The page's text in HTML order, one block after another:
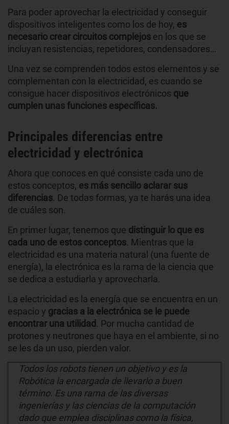
Para poder aprovechar la electricidad y conseguir
dispositivos inteligentes como los de hoy, es
necesario crear circuitos complejos en los que se
incluyan resistencias, repetidores, condensadores…
Una vez se comprenden todos estos elementos y se
complementan con la electricidad, es cuando se
consigue hacer dispositivos electrónicos que
cumplen unas funciones específicas.
Principales diferencias entre
electricidad y electrónica
Ahora que conoces en qué consiste cada uno de
estos conceptos, es más sencillo aclarar sus
diferencias. De todas formas, ya te harás una idea
de cuáles son.
En primer lugar, tenemos que distinguir lo que es
cada uno de estos conceptos. Mientras que la
electricidad es una materia natural (una fuente de
energía), la electrónica es la rama de la ciencia que
se dedica a estudiarla y aprovecharla.
La electricidad es la energía que se encuentra en un
espacio y gracias a la electrónica se le puede
encontrar una utilidad . Por mucha cantidad de
protones y neutrones que haya en el ambiente, si no
se les da un uso, pierden valor.
Todos los robots tienen un objetivo y es la
Robótica la encargada de llevarlo a buen
término. Es una rama de las diversas
ingenierías y las ciencias de la computación
dado que emplea disciplinas como la física,